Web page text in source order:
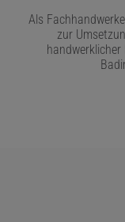
Als
zur